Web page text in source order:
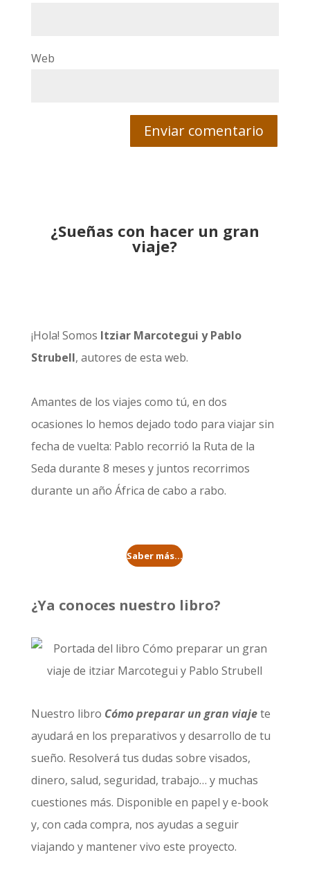
Web
¿Sueñas con hacer un gran
viaje?
¡Hola! Somos Itziar Marcotegui y Pablo
Strubell, autores de esta web.
Amantes de los viajes como tú, en dos
ocasiones lo hemos dejado todo para viajar sin
fecha de vuelta: Pablo recorrió la Ruta de la
Seda durante 8 meses y juntos recorrimos
durante un año África de cabo a rabo.
Saber más...
¿Ya conoces nuestro libro?
Nuestro libro Cómo preparar un gran viajete
ayudará en los preparativos y desarrollo de tu
sueño. Resolverá tus dudas sobre visados,
dinero, salud, seguridad, trabajo… y muchas
cuestiones más. Disponible en papel y e-book
y, con cada compra, nos ayudas a seguir
viajando y mantener vivo este proyecto.